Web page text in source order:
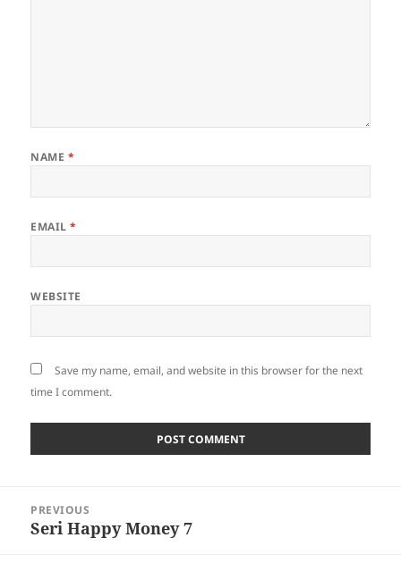
NAME *
EMAIL*
WEBSITE
Save my name, email, and website in this browser for the next
time I comment.
navigation
PREVIOUS
Previous
Seri Happy Money 7